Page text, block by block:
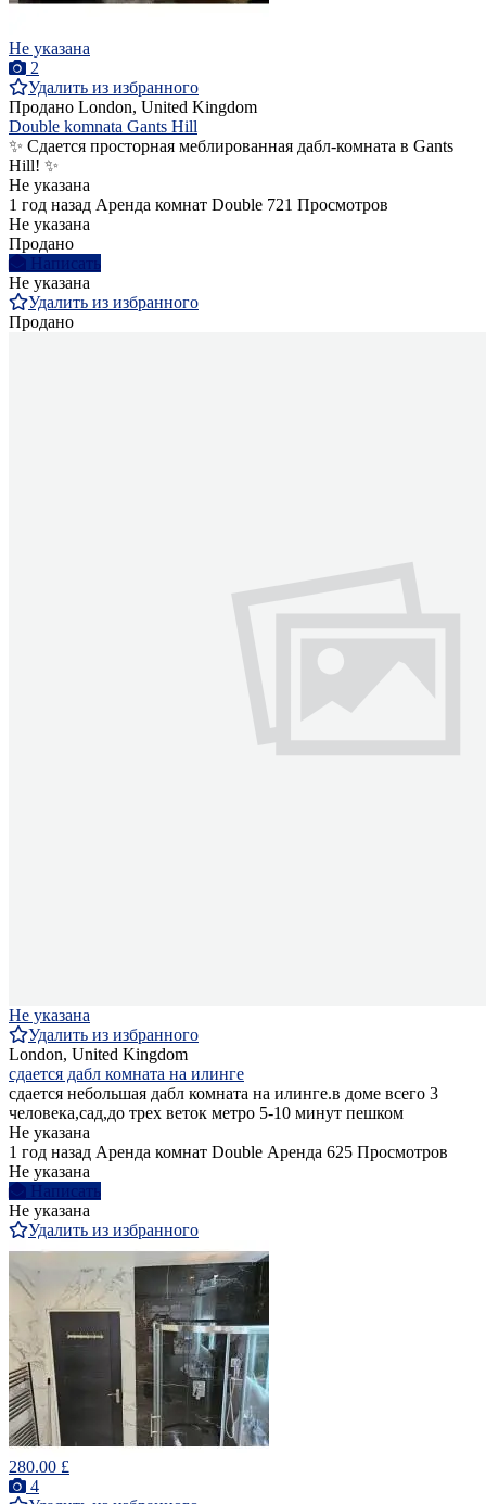
Не указана
2
Удалить из избранного
Продано London, United Kingdom
Double komnata Gants Hill
✨ Сдается просторная меблированная дабл-комната в Gants
Hill! ✨
Не указана
1 год назад Аренда комнат Double 721 Просмотров
Не указана
Продано
Написать
Не указана
Удалить из избранного
Продано
Не указана
Удалить из избранного
London, United Kingdom
сдается дабл комната на илинге
сдается небольшая дабл комната на илинге.в доме всего 3
человека,сад,до трех веток метро 5-10 минут пешком
Не указана
1 год назад Аренда комнат Double Аренда 625 Просмотров
Не указана
Написать
Не указана
Удалить из избранного
280.00 £
4